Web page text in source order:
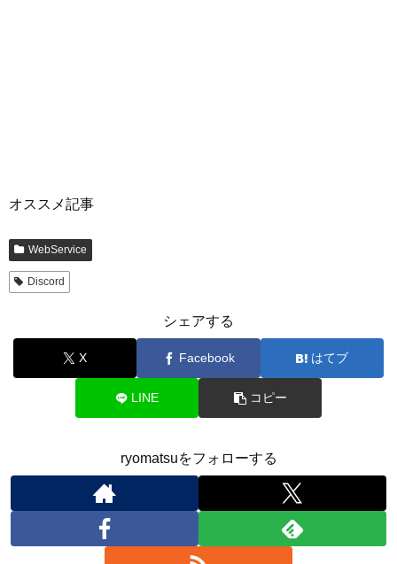
オススメ記事
WebService
Discord
シェアする
X Facebook はてブ
LINE コピー
ryomatsuをフォローする